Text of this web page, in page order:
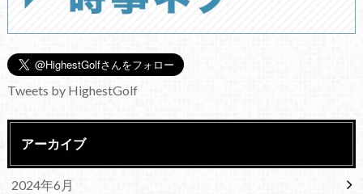
Tweets by HighestGolf
アーカイブ
2024年6月